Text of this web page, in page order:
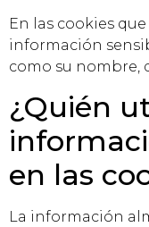
En las cookies
información
como su nombre,
¿Quién
en las
La información